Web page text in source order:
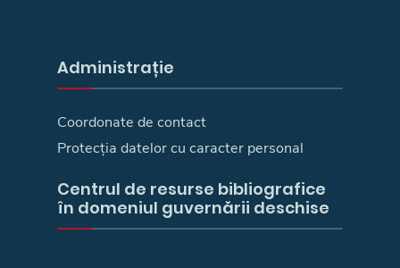
Administrație
Coordonate de contact
Protecția datelor cu caracter personal
Centrul de resurse bibliografice
în domeniul guvernării deschise